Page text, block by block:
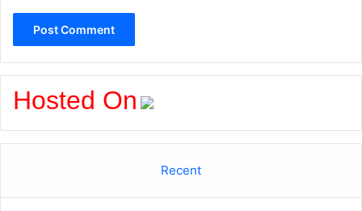
Hosted On
Recent